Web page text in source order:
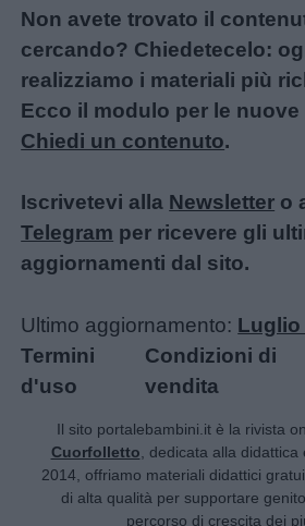
Non avete trovato il
cercando? Chiedetecelo:
realizziamo i materiali più
Ecco il modulo per le
Chiedi un contenuto.
Iscrivetevi alla Newsletter o
Telegram per ricevere gli
aggiornamenti dal sito.
Ultimo aggiornamento: Luglio
Termini
d'uso
Condizioni di
vendita
Il sito portalebambini.it è la rivista
Cuorfolletto , dedicata alla
2014, offriamo materiali didattici
di alta qualità per supportare
percorso di crescita dei